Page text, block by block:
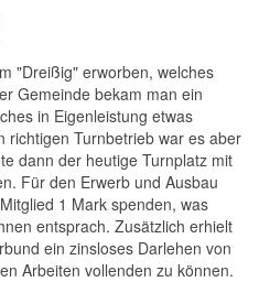
"Dreißig" erworben, welches
Gemeinde bekam man ein
in Eigenleistung etwas
richtigen Turnbetrieb war es aber
dann der heutige Turnplatz mit
Für den Erwerb und Ausbau
1 Mark spenden, was
entsprach. Zusätzlich erhielt
ein zinsloses Darlehen von
Arbeiten vollenden zu können.